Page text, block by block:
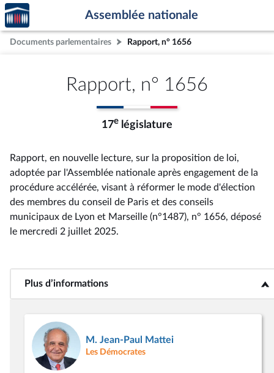
Aller au contenu
Aller en bas de la page
Accèder
à la
page
d'accueil
Assemblée nationale
Documents parlementaires Rapport, n° 1656
Rapport, n° 1656
17e législature
Rapport, en nouvelle lecture, sur la proposition de loi,
adoptée par l'Assemblée nationale après engagement de la
procédure accélérée, visant à réformer le mode d'élection
des membres du conseil de Paris et des conseils
municipaux de Lyon et Marseille (n°1487), n° 1656, déposé
le mercredi 2 juillet 2025.
Plus d’informations<b>Plus d’informations</b>
M. Jean-Paul Mattei
Les Démocrates